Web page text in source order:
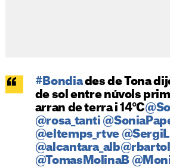
#Bondiades de Tona
de sol entre núvols
arran de terra i 14°C
@rosa_tanti
@eltemps_rtve
@alcantara_alb
@TomasMolinaB